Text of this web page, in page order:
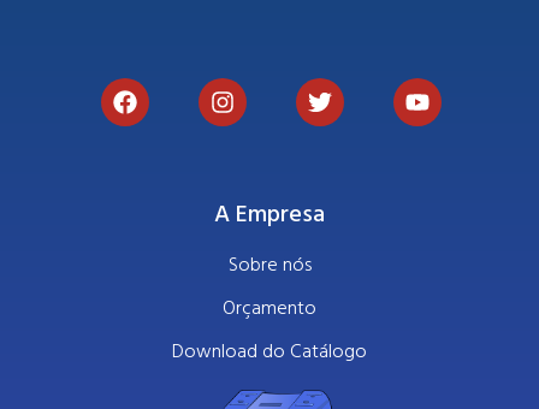
A Empresa
Sobre nós
Orçamento
Download do Catálogo